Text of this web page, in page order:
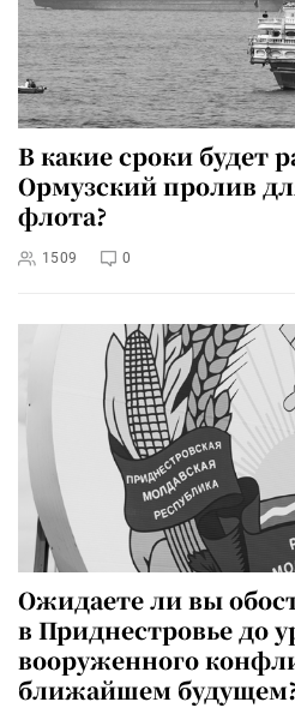
В какие сроки будет
Ормузский пролив
флота?
1509 0
Ожидаете ли вы
в Приднестровье до
вооруженного
ближайшем